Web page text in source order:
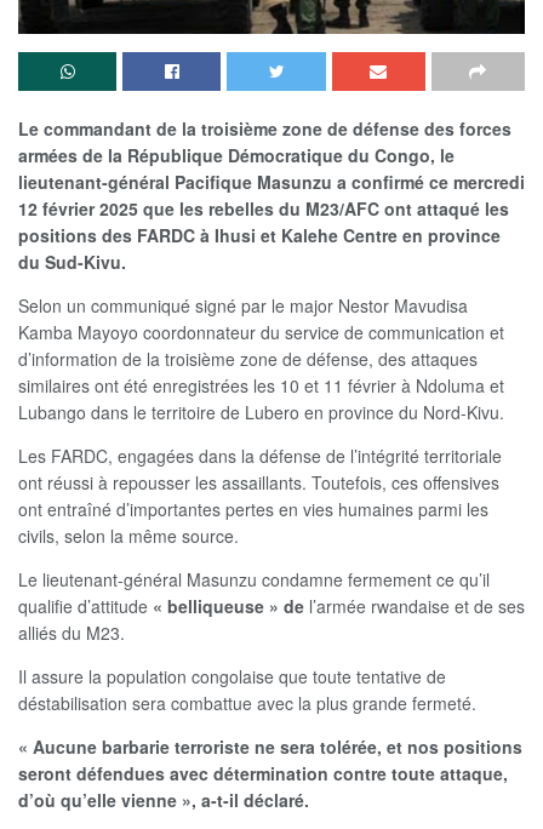
Le commandant de la troisième zone de défense des forces
armées de la République Démocratique du Congo, le
lieutenant-général Pacifique Masunzu a confirmé ce mercredi
12 février 2025 que les rebelles du M23/AFC ont attaqué les
positions des FARDC à Ihusi et Kalehe Centre en province
du Sud-Kivu.
Selon un communiqué signé par le major Nestor Mavudisa
Kamba Mayoyo coordonnateur du service de communication et
d’information de la troisième zone de défense, des attaques
similaires ont été enregistrées les 10 et 11 février à Ndoluma et
Lubango dans le territoire de Lubero en province du Nord-Kivu.
Les FARDC, engagées dans la défense de l’intégrité territoriale
ont réussi à repousser les assaillants. Toutefois, ces offensives
ont entraîné d’importantes pertes en vies humaines parmi les
civils, selon la même source.
Le lieutenant-général Masunzu condamne fermement ce qu’il
qualifie d’attitude « belliqueuse » de l’armée rwandaise et de ses
alliés du M23.
Il assure la population congolaise que toute tentative de
déstabilisation sera combattue avec la plus grande fermeté.
« Aucune barbarie terroriste ne sera tolérée, et nos positions
seront défendues avec détermination contre toute attaque,
d’où qu’elle vienne », a-t-il déclaré.